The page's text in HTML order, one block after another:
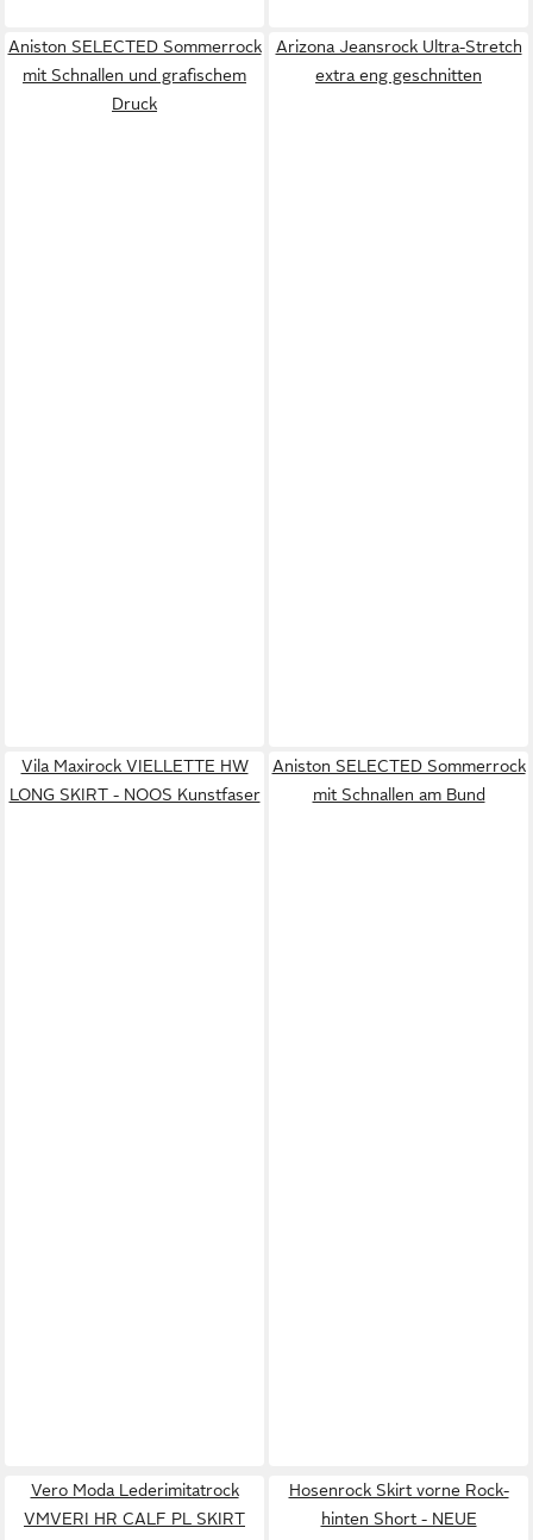
Aniston SELECTED Sommerrock
mit Schnallen und grafischem
Druck
Arizona Jeansrock Ultra-Stretch
extra eng geschnitten
Vila Maxirock VIELLETTE HW
LONG SKIRT - NOOS Kunstfaser
Aniston SELECTED Sommerrock
mit Schnallen am Bund
Vero Moda Lederimitatrock
VMVERI HR CALF PL SKIRT
Hosenrock Skirt vorne Rock-
hinten Short - NEUE